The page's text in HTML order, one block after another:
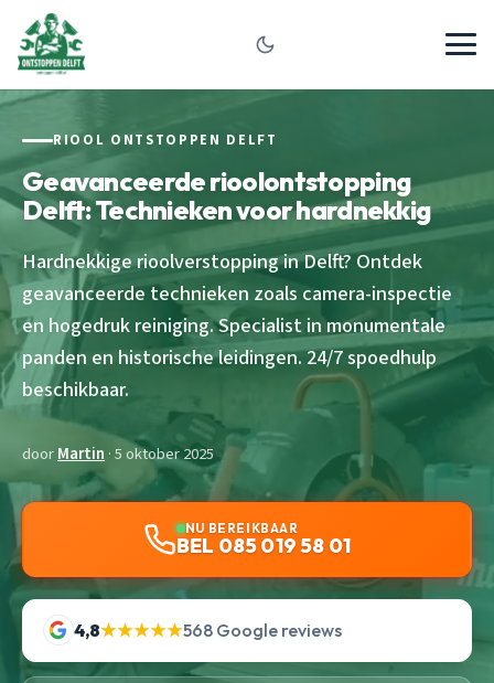
RIOOL ONTSTOPPEN DELFT
Geavanceerde rioolontstopping
Delft: Technieken voor hardnekkig
Hardnekkige rioolverstopping in Delft? Ontdek
geavanceerde technieken zoals camera-inspectie
en hogedruk reiniging. Specialist in monumentale
panden en historische leidingen. 24/7 spoedhulp
beschikbaar.
doorMartin · 5 oktober 2025
NU BEREIKBAAR
BEL 085 019 58 01
4,8★★★★★568 Google reviews